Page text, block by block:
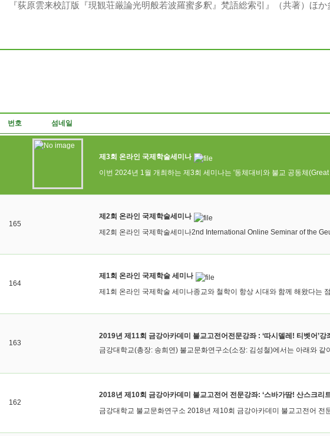
『荻原雲来校訂版 『現観荘厳論光明般若波羅蜜多釈』 梵語総索引 』（共著） ほか
번호 섬네일
제3회 온라인 국제학술세미나
이번 2024년 1월 개최하는 제3회 세미나는 '동체대비와 불교 공동체
165
제2회 온라인 국제학술세미나
제2회 온라인 국제학술세미나2nd International Online Seminar of the
164
제1회 온라인 국제학술 세미나
제1회 온라인 국제학술 세미나종교와 철학이 항상 시대와 함께 해왔다는
163
2019년 제11회 금강아카데미 불교고전어전문강좌 : ‘따시델레! 티벳어’강
금강대학교(총장: 송희연) 불교문화연구소(소장: 김성철)에서는 아래와 같
162
2018년 제10회 금강아카데미 불교고전어 전문강좌: ‘스바가땀! 산스크리
금강대학교 불교문화연구소 2018년 제10회 금강아카데미 불교고전어 전